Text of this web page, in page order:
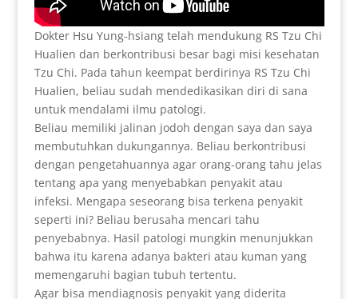
Dokter Hsu Yung-hsiang telah mendukung RS Tzu Chi
Hualien dan berkontribusi besar bagi misi kesehatan
Tzu Chi. Pada tahun keempat berdirinya RS Tzu Chi
Hualien, beliau sudah mendedikasikan diri di sana
untuk mendalami ilmu patologi.
Beliau memiliki jalinan jodoh dengan saya dan saya
membutuhkan dukungannya. Beliau berkontribusi
dengan pengetahuannya agar orang-orang tahu jelas
tentang apa yang menyebabkan penyakit atau
infeksi. Mengapa seseorang bisa terkena penyakit
seperti ini? Beliau berusaha mencari tahu
penyebabnya. Hasil patologi mungkin menunjukkan
bahwa itu karena adanya bakteri atau kuman yang
memengaruhi bagian tubuh tertentu.
Agar bisa mendiagnosis penyakit yang diderita